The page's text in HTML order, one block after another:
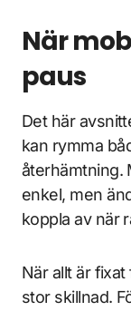
När
paus
Det här
kan rymma
återhämtning.
enkel, men
koppla av när
När allt är
stor skillnad.